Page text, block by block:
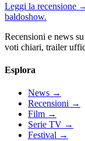
Leggi la recensione
baldoshow.
Recensioni e news
voti chiari, trailer
Esplora
News →
Recensioni →
Film →
Serie TV →
Festival →